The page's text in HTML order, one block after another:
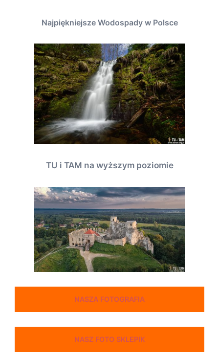
Najpiękniejsze Wodospady w Polsce
TU i TAM na wyższym poziomie
NASZA FOTOGRAFIA
NASZ FOTO SKLEPIK